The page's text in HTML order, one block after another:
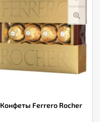
Конфеты Ferrero Rocher